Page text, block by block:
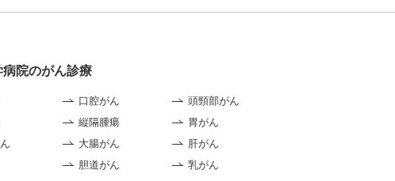
病院のがん診療
口腔がん
頭頸部がん
縦隔腫瘍
胃がん
大腸がん
肝がん
胆道がん
乳がん